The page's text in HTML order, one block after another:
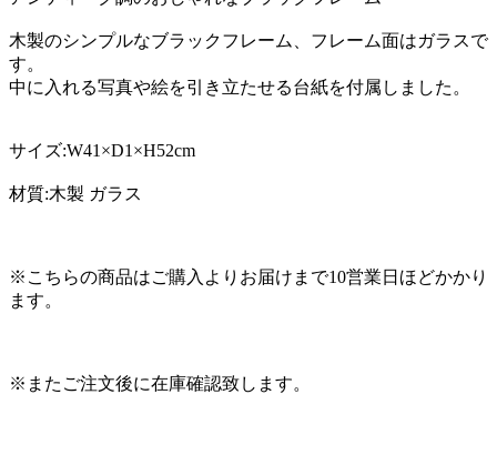
木製のシンプルなブラックフレーム、フレーム面はガラスで
す。
中に入れる写真や絵を引き立たせる台紙を付属しました。
サイズ:W41×D1×H52cm
材質:木製 ガラス
※こちらの商品はご購入よりお届けまで10営業日ほどかかり
ます。
※またご注文後に在庫確認致します。